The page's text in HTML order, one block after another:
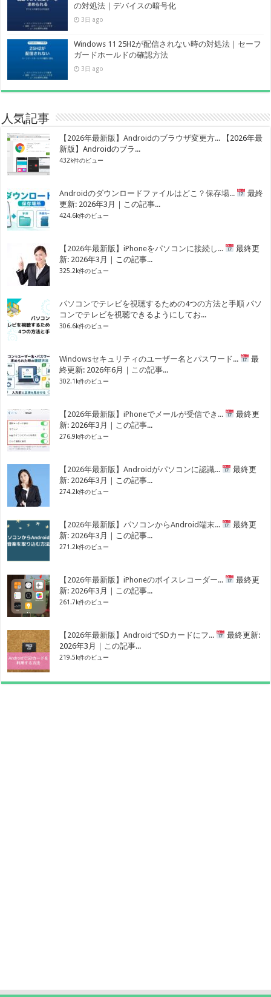
の対処法｜デバイスの暗号化
3日 ago
Windows 11 25H2が配信されない時の対処法｜セーフ
ガードホールドの確認方法
3日 ago
人気記事
【2026年最新版】Androidのブラウザ変更方...
【2026年最
新版】Androidのブラ...
432k件のビュー
Androidのダウンロードファイルはどこ？保存場...
最終
更新: 2026年3月｜この記事...
424.6k件のビュー
【2026年最新版】iPhoneをパソコンに接続し...
最終更
新: 2026年3月｜この記事...
325.2k件のビュー
パソコンでテレビを視聴するための4つの方法と手順 パソ
コンでテレビを視聴できるようにしてお...
306.6k件のビュー
Windowsセキュリティのユーザー名とパスワード...
最
終更新: 2026年6月｜この記事...
302.1k件のビュー
【2026年最新版】iPhoneでメールが受信でき...
最終更
新: 2026年3月｜この記事...
276.9k件のビュー
【2026年最新版】Androidがパソコンに認識...
最終更
新: 2026年3月｜この記事...
274.2k件のビュー
【2026年最新版】パソコンからAndroid端末...
最終更
新: 2026年3月｜この記事...
271.2k件のビュー
【2026年最新版】iPhoneのボイスレコーダー...
最終更
新: 2026年3月｜この記事...
261.7k件のビュー
【2026年最新版】AndroidでSDカードにフ...
最終更新:
2026年3月｜この記事...
219.5k件のビュー